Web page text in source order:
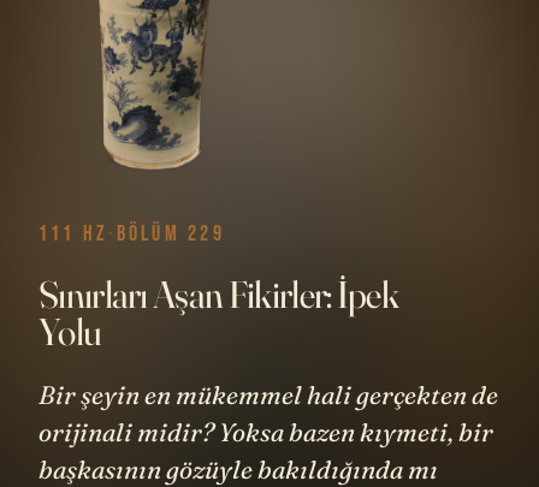
111 HZ · BÖLÜM 229
Sınırları Aşan Fikirler: İpek
Yolu
Bir şeyin en mükemmel hali gerçekten de
orijinali midir? Yoksa bazen kıymeti, bir
başkasının gözüyle bakıldığında mı